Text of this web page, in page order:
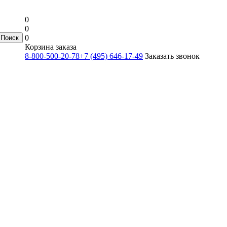
0
0
0
Корзина заказа
8-800-500-20-78+7 (495) 646-17-49 Заказать звонок